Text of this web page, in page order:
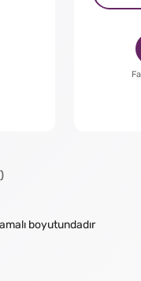
boyutundadır